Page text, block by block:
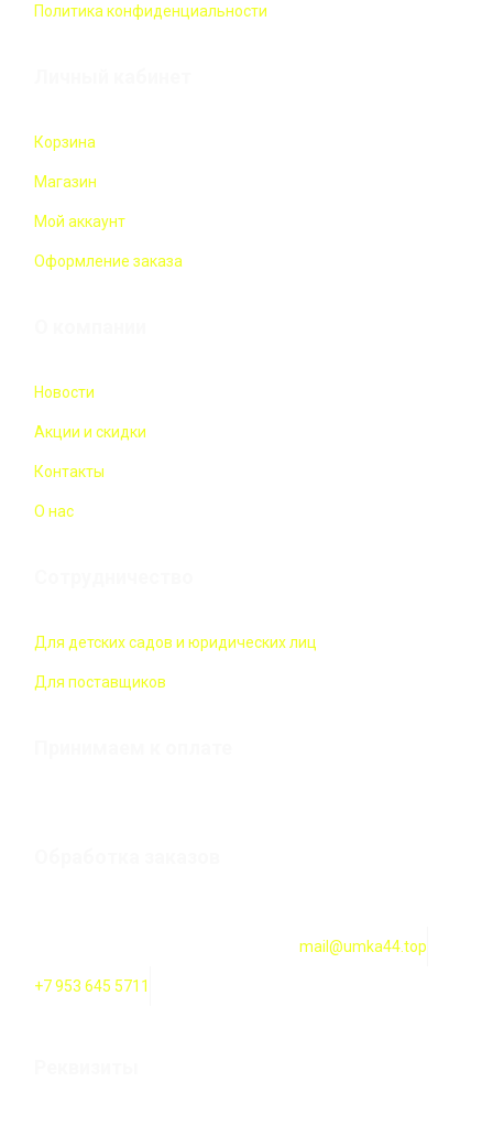
Политика конфиденциальности
Корзина
Магазин
Мой аккаунт
Оформление заказа
Новости
Акции и скидки
Контакты
О нас
Для детских садов и юридических лиц
Для поставщиков
mail@umka44.top
+7 953 645 5711